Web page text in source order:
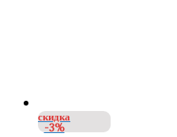
скидка
-3%